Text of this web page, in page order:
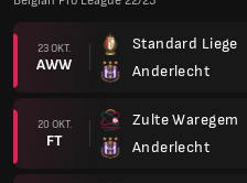
23 OKT.
AWW
Standard Liege
Anderlecht
20 OKT.
FT
Zulte Waregem
Anderlecht